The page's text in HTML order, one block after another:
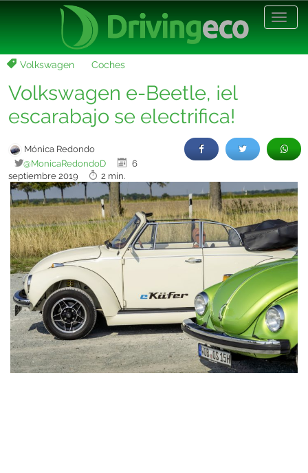
Volkswagen Coches
Volkswagen e-Beetle, ¡el
escarabajo se electrifica!
Mónica Redondo
@MonicaRedondoD
6
septiembre 2019
2 min.